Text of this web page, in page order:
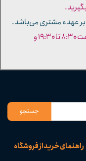
راهنمای خرید از فروشگاه
جستجو
بر عهده مشتری می‌باشد.
- ساعات کاری فروشگاه: شنبه تا چهارشنبه از ساعت ۸:۳۰ تا ۱۹:۳۰ و